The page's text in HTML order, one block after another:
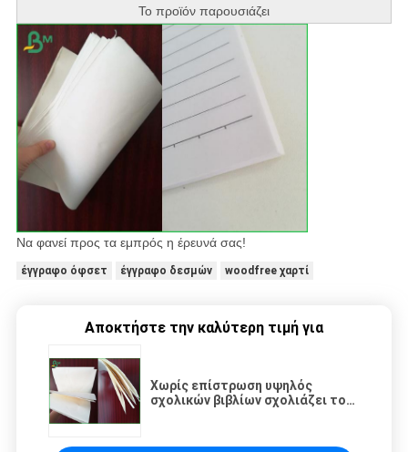
Το προϊόν παρουσιάζει
Να φανεί προς τα εμπρός η έρευνά σας!
έγγραφο όφσετ έγγραφο δεσμών woodfree χαρτί
Αποκτήστε την καλύτερη τιμή για
Χωρίς επίστρωση υψηλός
σχολικών βιβλίων σχολιάζει το
80gsm